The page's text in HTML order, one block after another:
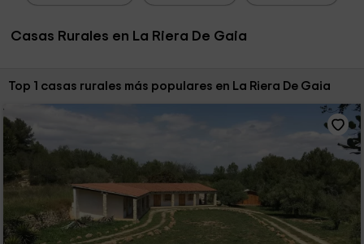
Casas Rurales en La Riera De Gaia
Ordenar por:
Top 1 casas rurales más populares en La Riera De Gaia